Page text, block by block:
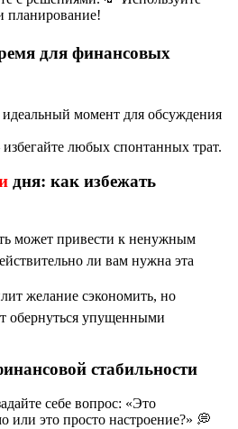
планирование!
для финансовых
момент для обсуждения
любых спонтанных трат.
дня: как избежать
может привести к ненужным
ли вам нужна эта
желание сэкономить, но
обернуться упущенными
стабильности
себе вопрос: «Это
или это просто настроение?» 💭